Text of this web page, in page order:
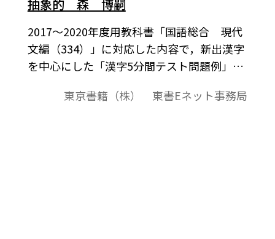
抽象的 森 博嗣
2017～2020年度用教科書「国語総合 現代
文編（334）」に対応した内容で，新出漢字
を中心にした「漢字5分間テスト問題例」を
が問題，偶数ページが解答の構成になって
東京書籍（株） 東書Eネット事務局